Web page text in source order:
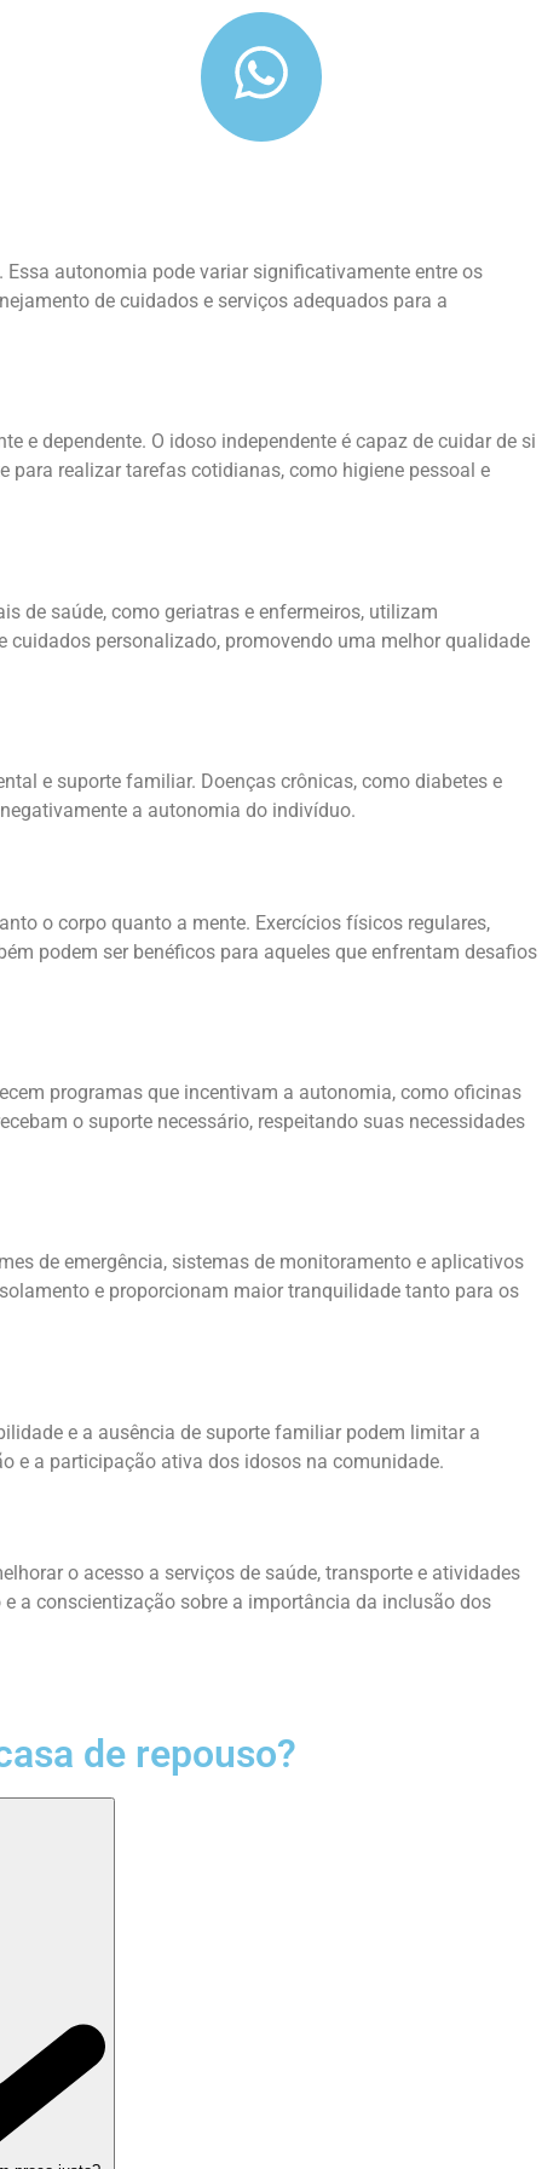
autonomia pode variar significativamente entre os
de cuidados e serviços adequados para a
e dependente. O idoso independente é capaz de cuidar de si
para realizar tarefas cotidianas, como higiene pessoal e
de saúde, como geriatras e enfermeiros, utilizam
personalizado, promovendo uma melhor qualidade
e suporte familiar. Doenças crônicas, como diabetes e
a autonomia do indivíduo.
o corpo quanto a mente. Exercícios físicos regulares,
podem ser benéficos para aqueles que enfrentam desafios
programas que incentivam a autonomia, como oficinas
o suporte necessário, respeitando suas necessidades
de emergência, sistemas de monitoramento e aplicativos
e proporcionam maior tranquilidade tanto para os
e a ausência de suporte familiar podem limitar a
e a participação ativa dos idosos na comunidade.
o acesso a serviços de saúde, transporte e atividades
a conscientização sobre a importância da inclusão dos
de repouso?